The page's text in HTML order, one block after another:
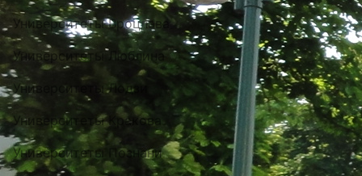
Университеты Вроцлава
Университеты Люблина
Университеты Лодзи
Университеты Кракова
Университеты Познани